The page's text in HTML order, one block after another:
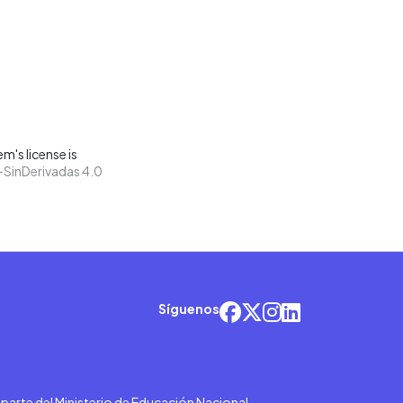
license is
4.0
Síguenos